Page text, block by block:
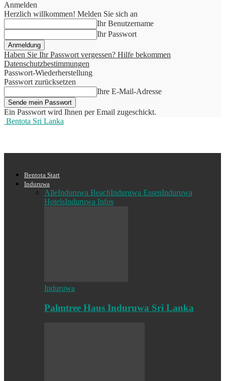
Anmelden
Herzlich willkommen! Melden Sie sich an
Ihr Benutzername
Ihr Passwort
Haben Sie Ihr Passwort vergessen? Hilfe bekommen
Datenschutzbestimmungen
Passwort-Wiederherstellung
Passwort zurücksetzen
Ihre E-Mail-Adresse
Ein Passwort wird Ihnen per Email zugeschickt.
Bentota Sri Lanka
Bentota Start
Induruwa
AlleInduruwa BeachInduruwa EssenInduruwa
HotelsInduruwa Infos
Induruwa
Palmtree Haus Induruwa Sri Lanka